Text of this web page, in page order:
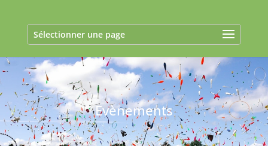
Sélectionner une page
Evènements